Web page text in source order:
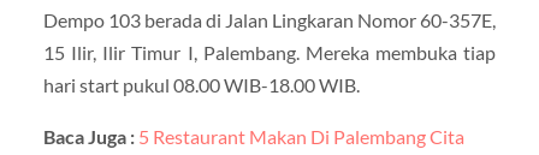
Dempo 103 berada di Jalan Lingkaran Nomor 60-357E,
15 Ilir, Ilir Timur I, Palembang. Mereka membuka tiap
hari start pukul 08.00 WIB-18.00 WIB.
Baca Juga : 5 Restaurant Makan Di Palembang Cita